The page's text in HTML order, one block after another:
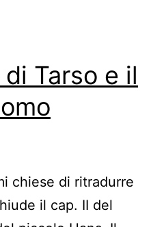
Tarso e il
chiese di ritradurre
il cap. II del